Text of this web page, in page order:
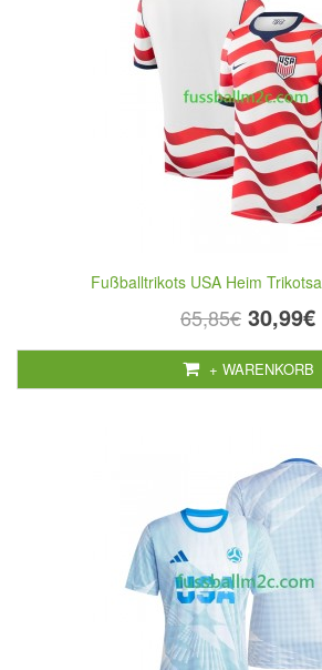
Fußballtrikots USA Heim
65,85€ 30,99€
+ WARENKORB